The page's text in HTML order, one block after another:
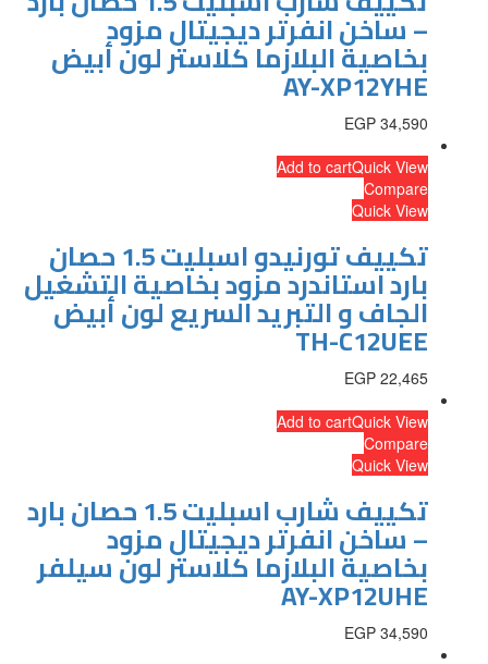
– ساخن انفرتر ديجيتال مزود
بخاصية البلازما كلاستر لون أبيض
AY-XP12YHE
EGP 34,590
Add to cartQuick View
Compare
Quick View
تكييف تورنيدو اسبليت 1.5 حصان
بارد استاندرد مزود بخاصية التشغيل
الجاف و التبريد السريع لون أبيض
TH-C12UEE
EGP 22,465
Add to cartQuick View
Compare
Quick View
تكييف شارب اسبليت 1.5 حصان بارد
– ساخن انفرتر ديجيتال مزود
بخاصية البلازما كلاستر لون سيلفر
AY-XP12UHE
EGP 34,590